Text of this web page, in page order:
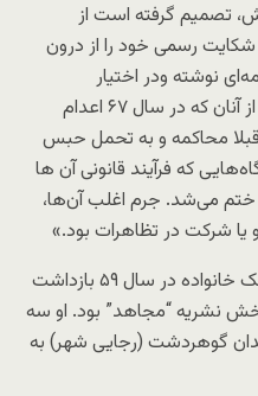
تصمیم گرفته است از
شکایت کند. شکایت رسمی‌ خود را از درون
نوشته ودر اختیار
«ایران‎وایر» گذاشته است: «بسیاری از آنان که در سال ۶۷ اعدام
قبلا محاکمه و به تحمل حبس
که فرآیند قانونی آن ها
می‌شد. جرم اغلب آن‌ها،
یا شرکت در تظاهرات بود.»
«عبدالرضا اکبری منفرد»، برادر کوچک خانواده در سال ۵۹ بازداشت
پخش نشریه “مجاهد” بود. او سه
گوهردشت (رجایی شهر) به